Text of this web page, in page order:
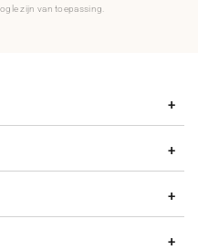
zijn van toepassing.